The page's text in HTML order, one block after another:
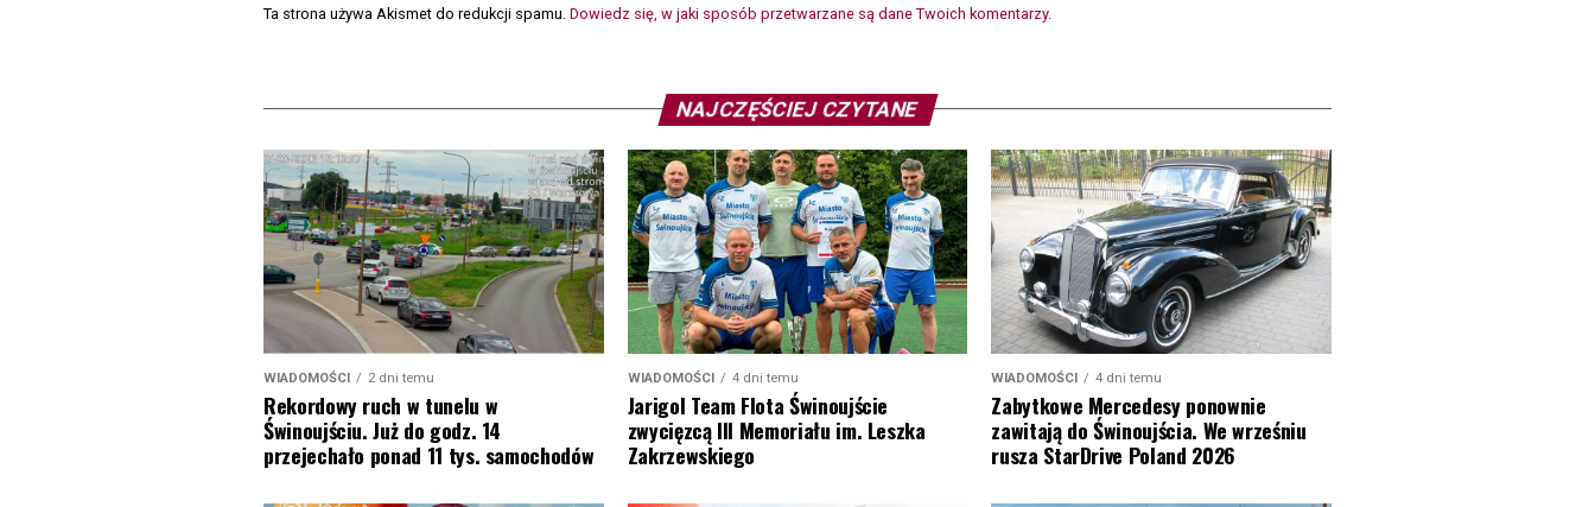
Ta strona używa Akismet do redukcji spamu. Dowiedz się, w jaki sposób przetwarzane są dane Twoich komentarzy.
NAJCZĘŚCIEJ CZYTANE
WIADOMOŚCI 2 dni temu
Rekordowy ruch w tunelu w
Świnoujściu. Już do godz. 14
przejechało ponad 11 tys. samochodów
WIADOMOŚCI 4 dni temu
Jarigol Team Flota Świnoujście
zwycięzcą III Memoriału im. Leszka
Zakrzewskiego
WIADOMOŚCI 4 dni temu
Zabytkowe Mercedesy ponownie
zawitają do Świnoujścia. We wrześniu
rusza StarDrive Poland 2026